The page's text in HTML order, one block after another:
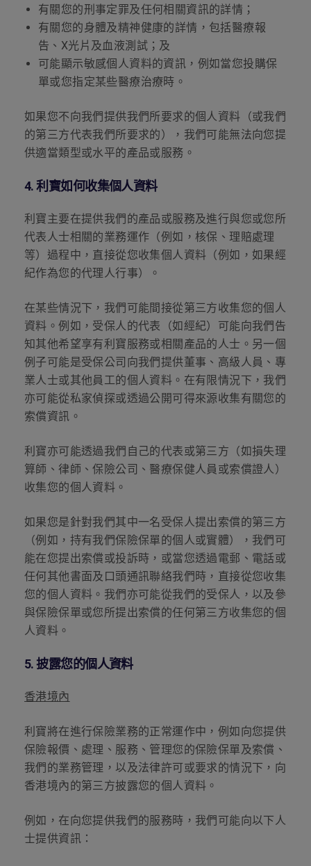
有關您的刑事定罪及任何相關資訊的詳情；
有關您的身體及精神健康的詳情，包括醫療報
告、 X光片及血液測試；及
可能顯示敏感個人資料的資訊，例如當您投購保
單或您指定某些醫療治療時。
如果您不向我們提供我們所要求的個人資料（或我們
的第三方代表我們所要求的），我們可能無法向您提
供適當類型或水平的產品或服務。
4.利寶如何收集個人資料
利寶主要在提供我們的產品或服務及進行與您或您所
代表人士相關的業務運作（例如，核保、理賠處理
等）過程中，直接從您收集個人資料（例如，如果經
紀作為您的代理人行事）。
在某些情況下，我們可能間接從第三方收集您的個人
資料。例如，受保人的代表（如經紀）可能向我們告
知其他希望享有利寶服務或相關產品的人士。另一個
例子可能是受保公司向我們提供董事、高級人員、專
業人士或其他員工的個人資料。在有限情況下，我們
亦可能從私家偵探或透過公開可得來源收集有關您的
索償資訊。
利寶亦可能透過我們自己的代表或第三方（如損失理
算師、律師、保險公司、醫療保健人員或索償證人）
收集您的個人資料。
如果您是針對我們其中一名受保人提出索償的第三方
（例如，持有我們保險保單的個人或實體），我們可
能在您提出索償或投訴時，或當您透過電郵、電話或
任何其他書面及口頭通訊聯絡我們時，直接從您收集
您的個人資料。我們亦可能從我們的受保人，以及參
與保險保單或您所提出索償的任何第三方收集您的個
人資料。
5.披露您的個人資料
香港境內
利寶將在進行保險業務的正常運作中，例如向您提供
保險報價、處理、服務、管理您的保險保單及索償、
我們的業務管理，以及法律許可或要求的情況下，向
香港境內的第三方披露您的個人資料。
例如，在向您提供我們的服務時，我們可能向以下人
士提供資訊：